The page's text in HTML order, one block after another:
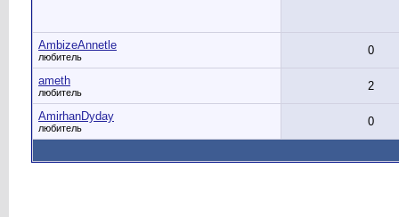
AmbizeAnnetle
любитель 0
ameth
любитель 2
AmirhanDyday
любитель 0